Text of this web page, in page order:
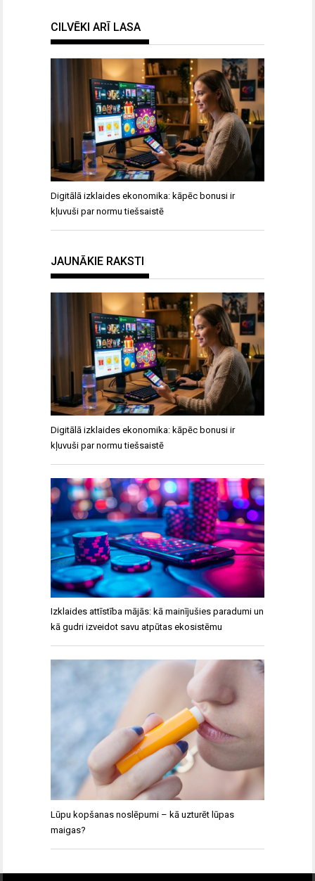
CILVĒKI ARĪ LASA
Digitālā izklaides ekonomika: kāpēc bonusi ir
kļuvuši par normu tiešsaistē
JAUNĀKIE RAKSTI
Digitālā izklaides ekonomika: kāpēc bonusi ir
kļuvuši par normu tiešsaistē
Izklaides attīstība mājās: kā mainījušies paradumi un
kā gudri izveidot savu atpūtas ekosistēmu
Lūpu kopšanas noslēpumi – kā uzturēt lūpas
maigas?